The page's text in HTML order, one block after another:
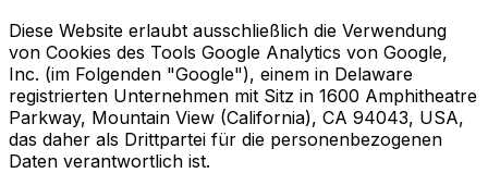
Diese Website erlaubt ausschließlich die Verwendung
von Cookies des Tools Google Analytics von Google,
Inc. (im Folgenden "Google"), einem in Delaware
registrierten Unternehmen mit Sitz in 1600 Amphitheatre
Parkway, Mountain View (California), CA 94043, USA,
das daher als Drittpartei für die personenbezogenen
Daten verantwortlich ist.